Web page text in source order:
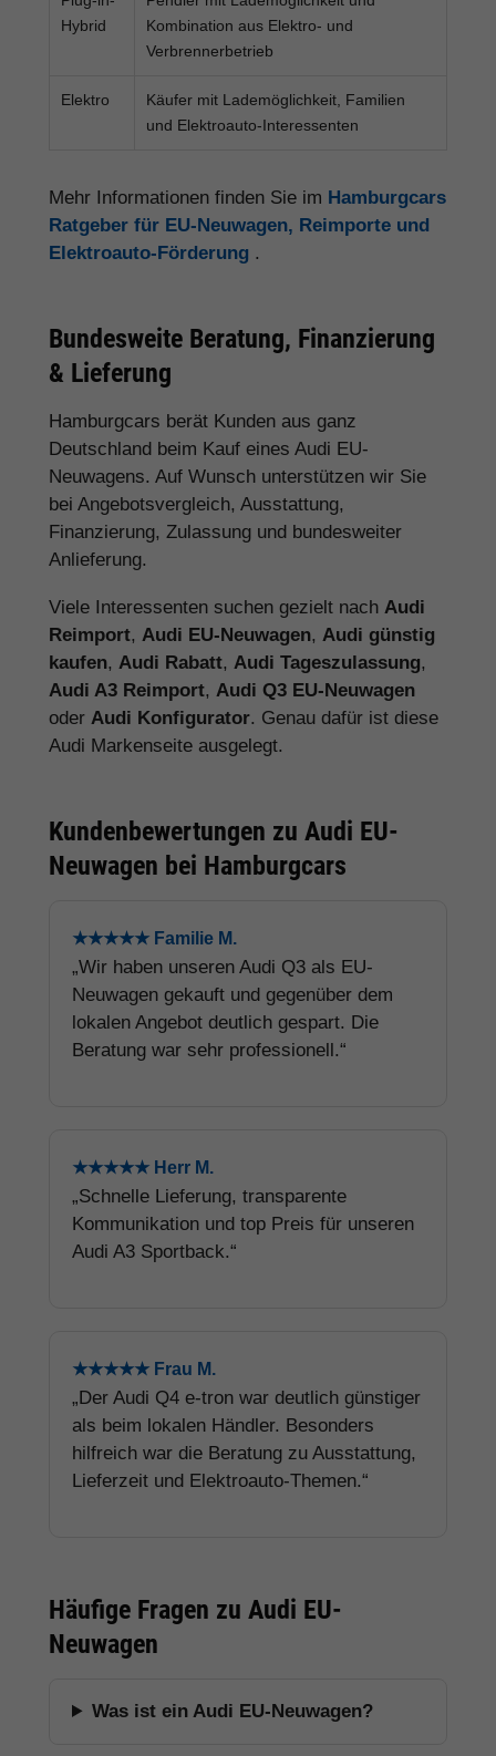
Hybrid
Kombination aus Elektro- und
Verbrennerbetrieb
Elektro
Käufer mit Lademöglichkeit, Familien
und Elektroauto-Interessenten
Mehr Informationen finden Sie im Hamburgcars
Ratgeber für EU-Neuwagen, Reimporte und
Elektroauto-Förderung .
Bundesweite Beratung, Finanzierung
& Lieferung
Hamburgcars berät Kunden aus ganz
Deutschland beim Kauf eines Audi EU-
Neuwagens. Auf Wunsch unterstützen wir Sie
bei Angebotsvergleich, Ausstattung,
Finanzierung, Zulassung und bundesweiter
Anlieferung.
Viele Interessenten suchen gezielt nach Audi
Reimport, Audi EU-Neuwagen, Audi günstig
kaufen, Audi Rabatt, Audi Tageszulassung,
Audi A3 Reimport, Audi Q3 EU-Neuwagen
oder Audi Konfigurator. Genau dafür ist diese
Audi Markenseite ausgelegt.
Kundenbewertungen zu Audi EU-
Neuwagen bei Hamburgcars
★★★★★ Familie M.
„Wir haben unseren Audi Q3 als EU-
Neuwagen gekauft und gegenüber dem
lokalen Angebot deutlich gespart. Die
Beratung war sehr professionell.“
★★★★★ Herr M.
„Schnelle Lieferung, transparente
Kommunikation und top Preis für unseren
Audi A3 Sportback.“
★★★★★ Frau M.
„Der Audi Q4 e-tron war deutlich günstiger
als beim lokalen Händler. Besonders
hilfreich war die Beratung zu Ausstattung,
Lieferzeit und Elektroauto-Themen.“
Häufige Fragen zu Audi EU-
Neuwagen
Was ist ein Audi EU-Neuwagen?